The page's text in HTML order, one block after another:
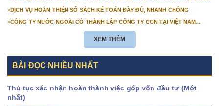
>DỊCH VỤ HOÀN THIỆN SỔ SÁCH KẾ TOÁN ĐẦY ĐỦ, NHANH CHÓNG
>CÔNG TY NƯỚC NGOÀI CÓ THÀNH LẬP CÔNG TY CON TẠI VIỆT NAM
XEM THÊM
BÀI ĐỌC NHIỀU NHẤT
Thủ tục xác nhận hoàn thành việc góp vốn đầu tư (Mới
nhất)